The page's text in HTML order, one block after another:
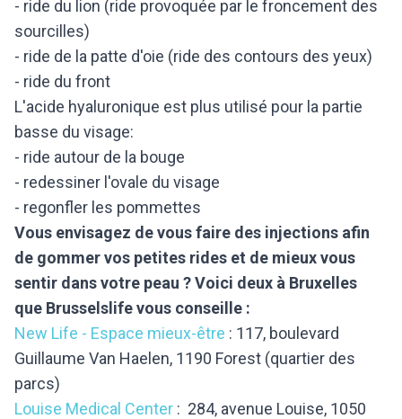
- ride du lion (ride provoquée par le froncement des
sourcilles)
- ride de la patte d'oie (ride des contours des yeux)
- ride du front
L'acide hyaluronique est plus utilisé pour la partie
basse du visage:
- ride autour de la bouge
- redessiner l'ovale du visage
- regonfler les pommettes
Vous envisagez de vous faire des injections afin
de gommer vos petites rides et de mieux vous
sentir dans votre peau ? Voici deux à Bruxelles
que Brusselslife vous conseille :
New Life - Espace mieux-être : 117, boulevard
Guillaume Van Haelen, 1190 Forest (quartier des
parcs)
Louise Medical Center : 284, avenue Louise, 1050